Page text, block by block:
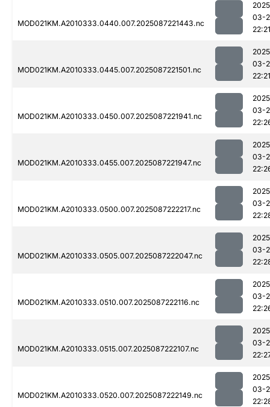
MOD021KM.A2010333.0440.007.2025087221443.nc
03-
22:21
MOD021KM.A2010333.0445.007.2025087221501.nc
03-
22:21
MOD021KM.A2010333.0450.007.2025087221941.nc
03-
MOD021KM.A2010333.0455.007.2025087221947.nc
03-
MOD021KM.A2010333.0500.007.2025087222217.nc
03-
MOD021KM.A2010333.0505.007.2025087222047.nc
03-
MOD021KM.A2010333.0510.007.2025087222116.nc
03-
MOD021KM.A2010333.0515.007.2025087222107.nc
03-
MOD021KM.A2010333.0520.007.2025087222149.nc
03-